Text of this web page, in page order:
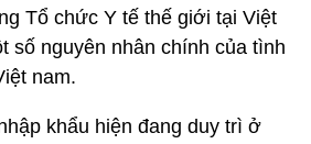
Tổ chức Y tế thế giới tại Việt
số nguyên nhân chính của tình
nam.
khẩu hiện đang duy trì ở